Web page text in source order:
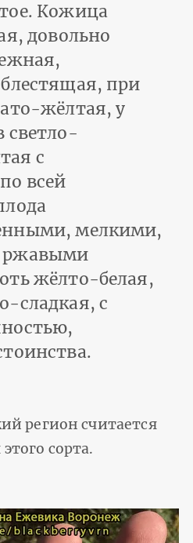
Кожица
довольно
при
жёлтая, у
светло-
с
всей
мелкими,
жёлто-белая,
сладкая, с
регион считается
сорта.